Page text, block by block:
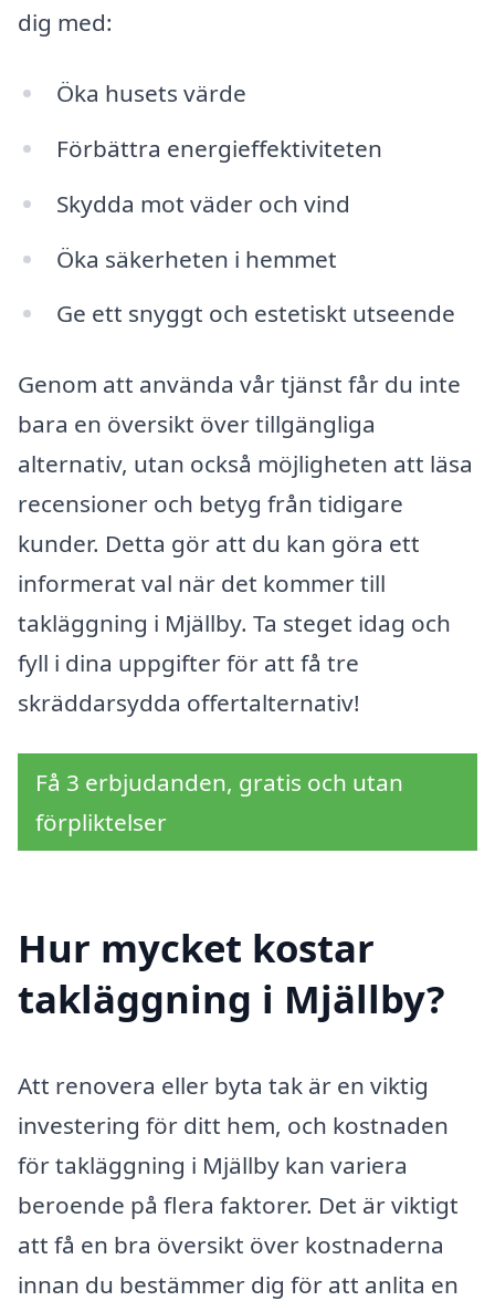
dig med:
Öka husets värde
Förbättra energieffektiviteten
Skydda mot väder och vind
Öka säkerheten i hemmet
Ge ett snyggt och estetiskt utseende
Genom att använda vår tjänst får du inte
bara en översikt över tillgängliga
alternativ, utan också möjligheten att läsa
recensioner och betyg från tidigare
kunder. Detta gör att du kan göra ett
informerat val när det kommer till
takläggning i Mjällby. Ta steget idag och
fyll i dina uppgifter för att få tre
skräddarsydda offertalternativ!
Få 3 erbjudanden, gratis och utan
förpliktelser
Hur mycket kostar
takläggning i Mjällby?
Att renovera eller byta tak är en viktig
investering för ditt hem, och kostnaden
för takläggning i Mjällby kan variera
beroende på flera faktorer. Det är viktigt
att få en bra översikt över kostnaderna
innan du bestämmer dig för att anlita en